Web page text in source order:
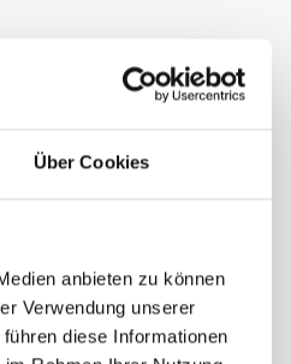
Über Cookies
anbieten zu können
Verwendung unserer
diese Informationen